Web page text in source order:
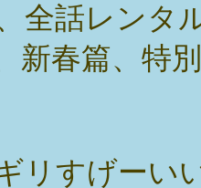
全話レンタ
新春篇、特
リすげーい